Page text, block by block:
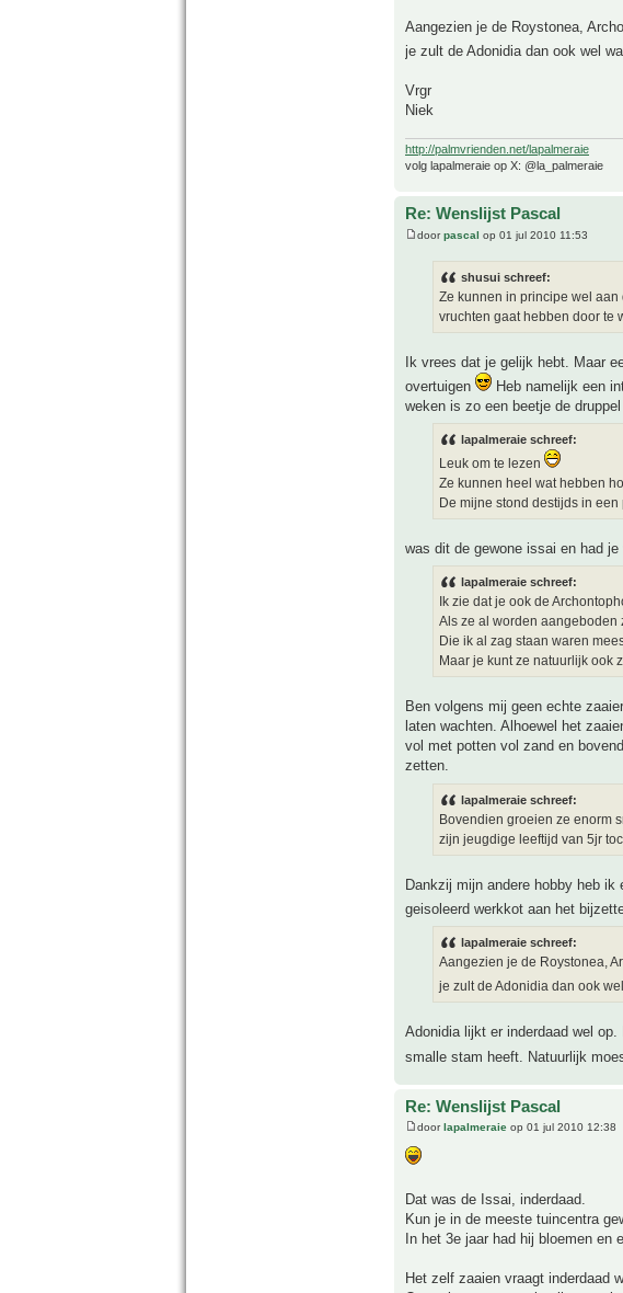
Aangezien je de Roystonea,
je zult de Adonidia dan ook wel
Vrgr
Niek
http://palmvrienden.net/lapalmeraie
volg lapalmeraie op X: @la_palmeraie
Re: Wenslijst Pascal
doorpascal op 01 jul 2010 11:53
shusui schreef:
Ze kunnen in principe wel
vruchten gaat hebben door te
Ik vrees dat je gelijk hebt. Maar
overtuigen
Heb namelijk een
weken is zo een beetje de
lapalmeraie schreef:
Leuk om te lezen
Ze kunnen heel wat hebben
De mijne stond destijds in
was dit de gewone issai en had je
lapalmeraie schreef:
Ik zie dat je ook de
Als ze al worden aangeboden
Die ik al zag staan waren
Maar je kunt ze natuurlijk ook
Ben volgens mij geen echte
laten wachten. Alhoewel het
vol met potten vol zand en
zetten.
lapalmeraie schreef:
Bovendien groeien ze enorm
zijn jeugdige leeftijd van 5jr
Dankzij mijn andere hobby heb ik
geisoleerd werkkot aan het
lapalmeraie schreef:
Aangezien je de Roystonea,
je zult de Adonidia dan ook
Adonidia lijkt er inderdaad wel
smalle stam heeft. Natuurlijk
Re: Wenslijst Pascal
doorlapalmeraie op 01 jul 2010 12:38
Dat was de Issai, inderdaad.
Kun je in de meeste tuincentra
In het 3e jaar had hij bloemen en
Het zelf zaaien vraagt inderdaad